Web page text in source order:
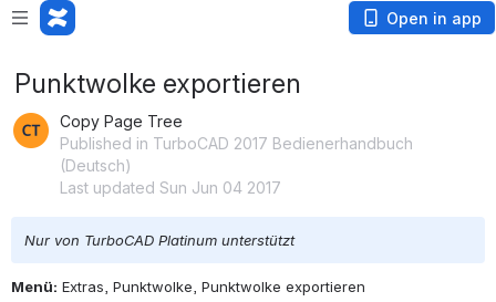
Open in app
Punktwolke exportieren
Copy Page Tree
Published in TurboCAD 2017 Bedienerhandbuch
(Deutsch)
Last updated Sun Jun 04 2017
Nur von TurboCAD Platinum unterstützt
Menü: Extras, Punktwolke, Punktwolke exportieren